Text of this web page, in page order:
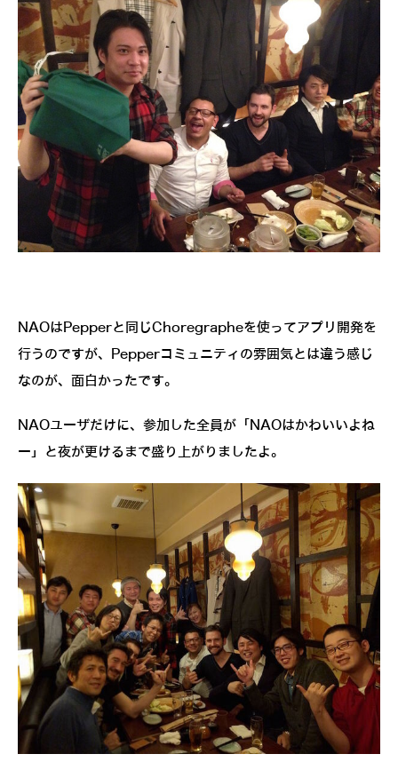
NAOはPepperと同じChoregrapheを使ってアプリ開発を
行うのですが、Pepperコミュニティの雰囲気とは違う感じ
なのが、面白かったです。
NAOユーザだけに、参加した全員が「NAOはかわいいよね
ー」と夜が更けるまで盛り上がりましたよ。